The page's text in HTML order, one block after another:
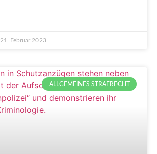
21. Februar 2023
ALLGEMEINES STRAFRECHT